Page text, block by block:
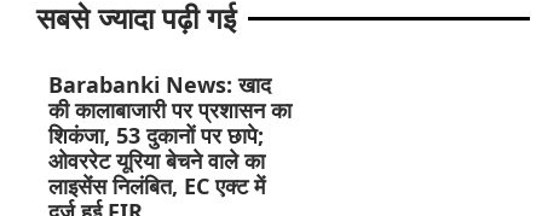
सबसे ज्यादा पढ़ी गई
Barabanki News: खाद
की कालाबाजारी पर प्रशासन का
शिकंजा, 53 दुकानों पर छापे;
ओवररेट यूरिया बेचने वाले का
लाइसेंस निलंबित, EC एक्ट में